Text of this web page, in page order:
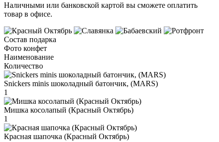
Наличными или банковской картой вы сможете оплатить
товар в офисе.
Состав подарка
Фото конфет
Наименование
Количество
Snickers minis шоколадный батончик, (MARS)
1
Мишка косолапый (Красный Октябрь)
1
Красная шапочка (Красный Октябрь)